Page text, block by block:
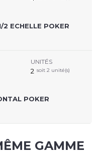
2 ECHELLE POKER
POKER
UNITÉS
2 soit 2 unité(s)
GAMME